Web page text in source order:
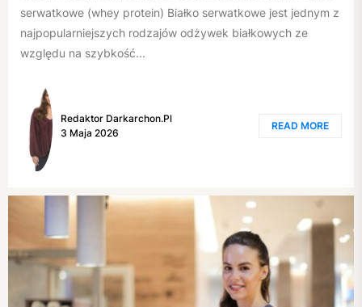
serwatkowe (whey protein) Białko serwatkowe jest jednym z
najpopularniejszych rodzajów odżywek białkowych ze
względu na szybkość...
Redaktor Darkarchon.pl
3 Maja 2026
READ MORE